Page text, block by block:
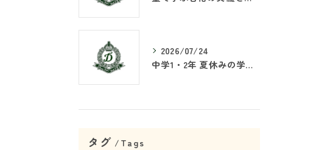
2026/07/24
中学1・2年 夏休みの学習戦略
タグ Tags